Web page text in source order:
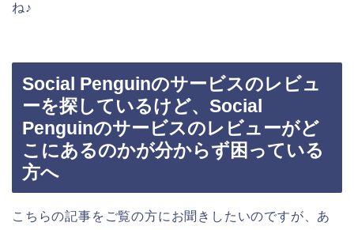
ね♪
Social Penguinのサービスのレビュ
ーを探しているけど、Social
Penguinのサービスのレビューがど
こにあるのかが分からず困っている
方へ
こちらの記事をご覧の方にお聞きしたいのですが、あ